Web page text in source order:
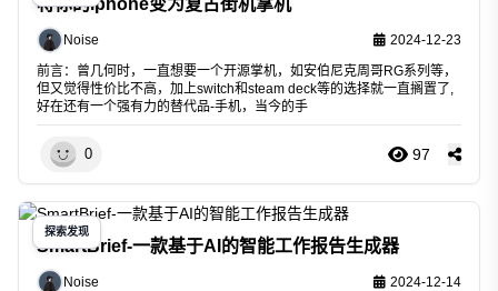
将你的iphone变为复古街机掌机
Noise
2024-12-23
前言：曾几何时，一直想要一个开源掌机，如安伯尼克周哥RG系列等，
但又觉得性价比不高，加上switch和steam deck等的选择就一直搁置了,
好在还有一个强有力的替代品-手机，当今的手
0 97
探索发现
SmartBrief-一款基于AI的智能工作报告生成器
Noise
2024-12-14